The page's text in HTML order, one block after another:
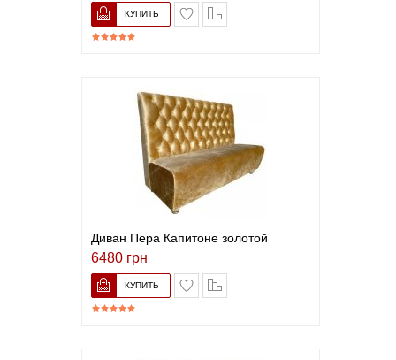
В список желаний
Диван Пера Капитоне золотой
6480 грн
В список желаний